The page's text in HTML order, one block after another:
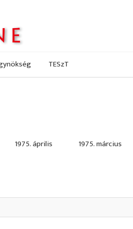
TESzT
1975. április 1975. március